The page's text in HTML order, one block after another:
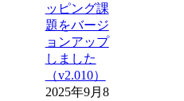
ッピング課
題をバージ
ョンアップ
しました
（v2.010）
2025年9月8